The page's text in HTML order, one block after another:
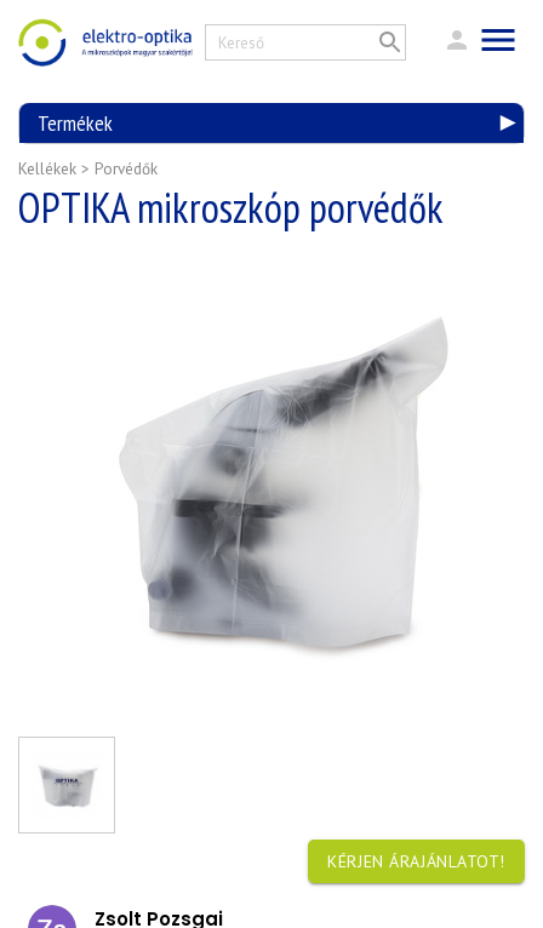
Termékek
Kellékek > Porvédők
OPTIKA mikroszkóp porvédők
KÉRJEN ÁRAJÁNLATOT!
Zsolt Pozsgai